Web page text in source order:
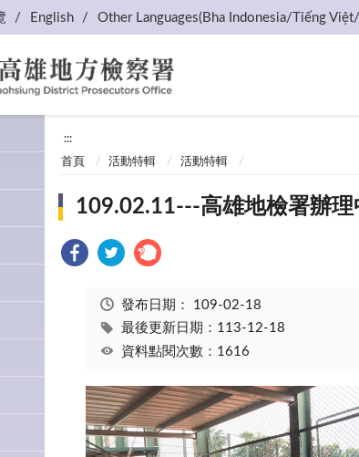
English Other Languages(Bha Indonesia/Tiếng
:::
首頁 活動特輯 活動特輯
109.02.11---高雄地檢署辦
發布日期： 109-02-18
最後更新日期：113-12-18
資料點閱次數：1616